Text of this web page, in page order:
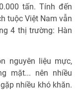
tấn. Tính đến
tuộc Việt Nam vẫn
4 thị trường: Hàn
nguyên liệu mực,
mặt... nên nhiều
nhiều khó khăn.